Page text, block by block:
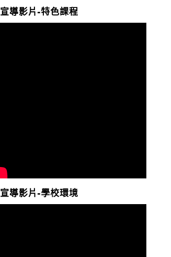
宣導影片-特色課程
宣導影片-學校環境